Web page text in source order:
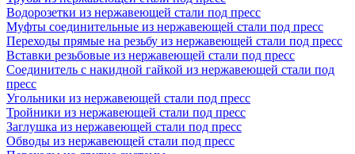
Водорозетки из нержавеющей стали под пресс
Муфты соединительные из нержавеющей стали под пресс
Переходы прямые на резьбу из нержавеющей стали под пресс
Вставки резьбовые из нержавеющей стали под пресс
Соединитель с накидной гайкой из нержавеющей стали под
пресс
Угольники из нержавеющей стали под пресс
Тройники из нержавеющей стали под пресс
Заглушка из нержавеющей стали под пресс
Обводы из нержавеющей стали под пресс